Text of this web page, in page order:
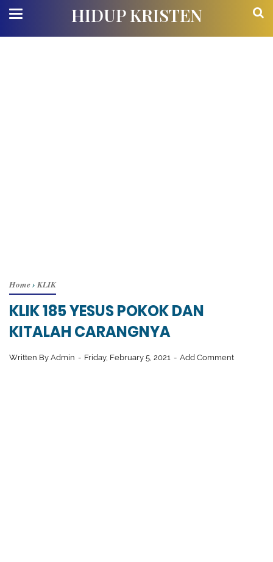
HIDUP KRISTEN
Home› KLIK
KLIK 185 YESUS POKOK DAN
KITALAH CARANGNYA
Written By Admin Friday, February 5, 2021 Add Comment